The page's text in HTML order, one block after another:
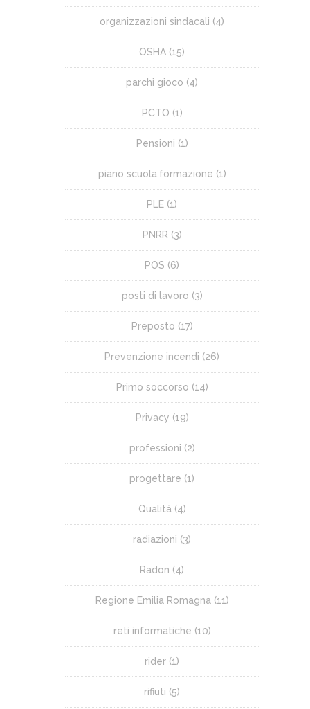
organizzazioni sindacali (4)
OSHA (15)
parchi gioco (4)
PCTO (1)
Pensioni (1)
piano scuola.formazione (1)
PLE (1)
PNRR (3)
POS (6)
posti di lavoro (3)
Preposto (17)
Prevenzione incendi (26)
Primo soccorso (14)
Privacy (19)
professioni (2)
progettare (1)
Qualità (4)
radiazioni (3)
Radon (4)
Regione Emilia Romagna (11)
reti informatiche (10)
rider (1)
rifiuti (5)